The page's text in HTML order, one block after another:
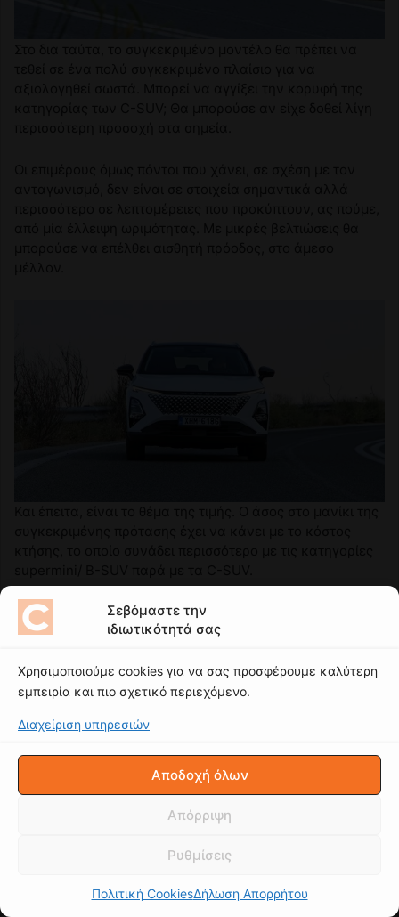
Σεβόμαστε την
ιδιωτικότητά σας
Χρησιμοποιούμε cookies για να σας προσφέρουμε καλύτερη
εμπειρία και πιο σχετικό περιεχόμενο.
Διαχείριση υπηρεσιών
Αποδοχή όλων
Απόρριψη
Ρυθμίσεις
Πολιτική CookiesΔήλωση Απορρήτου